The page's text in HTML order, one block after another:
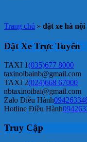
Trang chủ » đặt xe hà
Đặt Xe Trực Tuyến
TAXI 1(035)677 8000
taxinoibainb@gmail.com
TAXI 2(024)668 67000
nbtaxinoibai@gmail.com
Zalo Điều Hành
Hotline Điều Hành
Truy Cập